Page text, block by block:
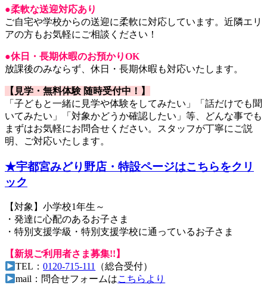
●柔軟な送迎対応あり
ご自宅や学校からの送迎に柔軟に対応しています。近隣エリ
アの方もお気軽にご相談ください！
●休日・長期休暇のお預かりOK
放課後のみならず、休日・長期休暇も対応いたします。
【見学・無料体験 随時受付中！】
「子どもと一緒に見学や体験をしてみたい」「話だけでも聞
いてみたい」「対象かどうか確認したい」等、どんな事でも
まずはお気軽にお問合せください。スタッフが丁寧にご説
明、ご対応いたします。
★宇都宮みどり野店・特設ページはこちらをクリ
ック
【対象】小学校1年生～
・発達に心配のあるお子さま
・特別支援学級・特別支援学校に通っているお子さま
【新規ご利用者さま募集!!】
TEL：0120-715-111
（総合受付）
mail：問合せフォームはこちらより